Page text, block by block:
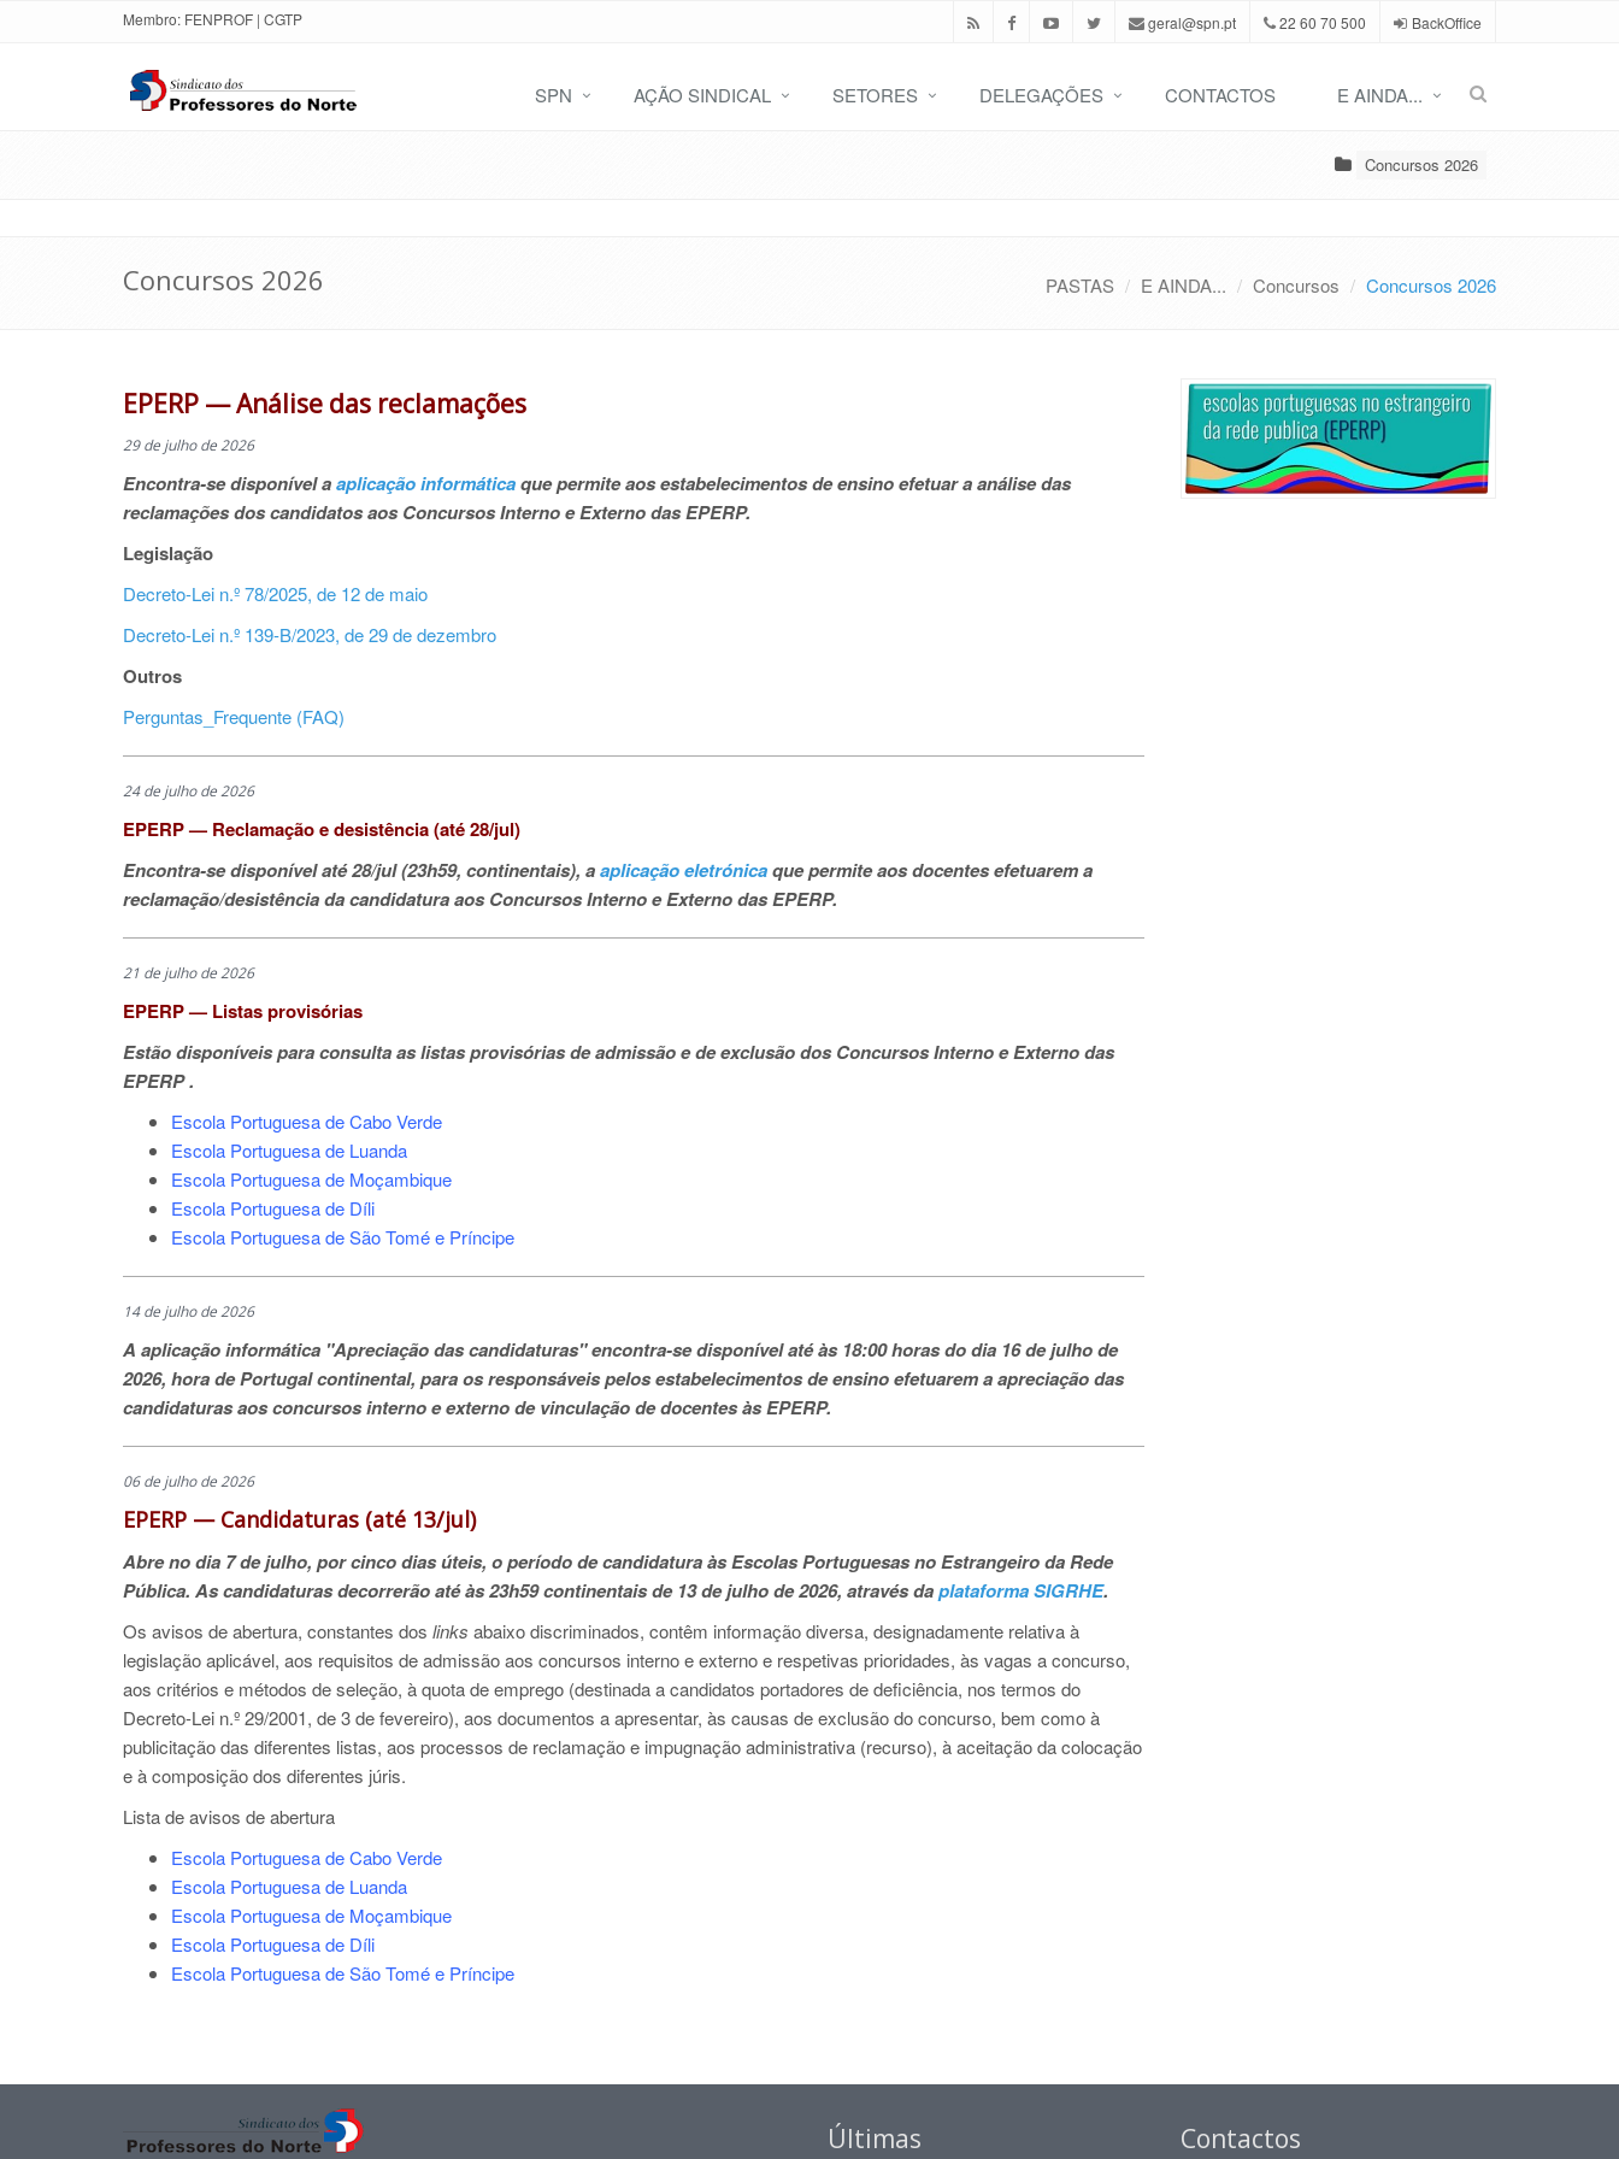
Membro: FENPROF | CGTP geral@spn.pt 22 60 70 500 BackOffice
SPN AÇÃO SINDICAL SETORES DELEGAÇÕES CONTACTOS E AINDA...
Concursos 2026
Concursos 2026 PASTAS E AINDA... Concursos Concursos 2026
EPERP — Análise das reclamações
29 de julho de 2026
Encontra-se disponível aaplicação informáticaque permite aos estabelecimentos de ensino efetuar a análise das
reclamações dos candidatos aos Concursos Interno e Externo das EPERP.
Legislação
Decreto-Lei n.º 78/2025, de 12 de maio
Decreto-Lei n.º 139-B/2023, de 29 de dezembro
Outros
Perguntas_Frequente (FAQ)
24 de julho de 2026
EPERP — Reclamação e desistência (até 28/jul)
Encontra-se disponível até 28/jul (23h59, continentais), aaplicação eletrónicaque permite aos docentes efetuarem a
reclamação/desistência da candidatura aos Concursos Interno e Externo das EPERP.
21 de julho de 2026
EPERP — Listas provisórias
Estão disponíveis para consulta as listas provisórias de admissão e de exclusão dos Concursos Interno e Externo das
EPERP .
Escola Portuguesa de Cabo Verde
Escola Portuguesa de Luanda
Escola Portuguesa de Moçambique
Escola Portuguesa de Díli
Escola Portuguesa de São Tomé e Príncipe
14 de julho de 2026
A aplicação informática "Apreciação das candidaturas"encontra-se disponível até às 18:00 horas do dia 16 de julho de
2026, hora de Portugal continental, para os responsáveis pelos estabelecimentos de ensino efetuarem a apreciação das
candidaturas aos concursos interno e externo de vinculação de docentes às EPERP.
06 de julho de 2026
EPERP — Candidaturas (até 13/jul)
Abre no dia 7 de julho, por cinco dias úteis, o período de candidatura às Escolas Portuguesas no Estrangeiro da Rede
Pública. As candidaturas decorrerão até às 23h59 continentais de 13 de julho de 2026, através daplataforma SIGRHE.
Os avisos de abertura, constantes dos links abaixo discriminados, contêm informação diversa, designadamente relativa à
legislação aplicável, aos requisitos de admissão aos concursos interno e externo e respetivas prioridades, às vagas a concurso,
aos critérios e métodos de seleção, à quota de emprego (destinada a candidatos portadores de deficiência, nos termos do
Decreto-Lei n.º 29/2001, de 3 de fevereiro), aos documentos a apresentar, às causas de exclusão do concurso, bem como à
publicitação das diferentes listas, aos processos de reclamação e impugnação administrativa (recurso), à aceitação da colocação
e à composição dos diferentes júris.
Lista de avisos de abertura
Escola Portuguesa de Cabo Verde
Escola Portuguesa de Luanda
Escola Portuguesa de Moçambique
Escola Portuguesa de Díli
Escola Portuguesa de São Tomé e Príncipe
Últimas Contactos